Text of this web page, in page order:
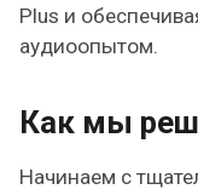
Plus и
аудиоопытом.
Как мы
Начинаем с